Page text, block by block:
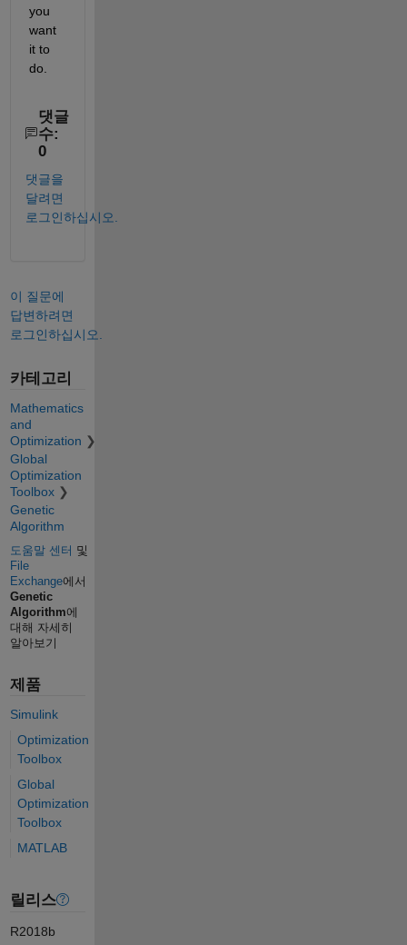
you
want
it to
do.
댓글
수:
0
댓글을
달려면
로그인하십시오.
이 질문에
답변하려면
로그인하십시오.
카테고리
Mathematics
and
Optimization
Global
Optimization
Toolbox
Genetic
Algorithm
도움말 센터 및
File
Exchange에서
Genetic
Algorithm에
대해 자세히
알아보기
제품
Simulink
Optimization
Toolbox
Global
Optimization
Toolbox
MATLAB
릴리스
R2018b